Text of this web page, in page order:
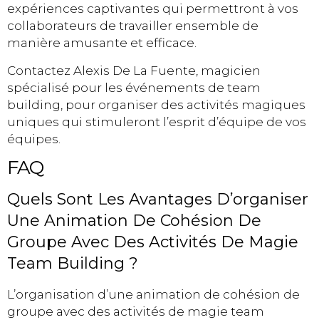
expériences captivantes qui permettront à vos
collaborateurs de travailler ensemble de
manière amusante et efficace.
Contactez Alexis De La Fuente, magicien
spécialisé pour les événements de team
building, pour organiser des activités magiques
uniques qui stimuleront l’esprit d’équipe de vos
équipes.
FAQ
Quels Sont Les Avantages D’organiser
Une Animation De Cohésion De
Groupe Avec Des Activités De Magie
Team Building ?
L’organisation d’une animation de cohésion de
groupe avec des activités de magie team